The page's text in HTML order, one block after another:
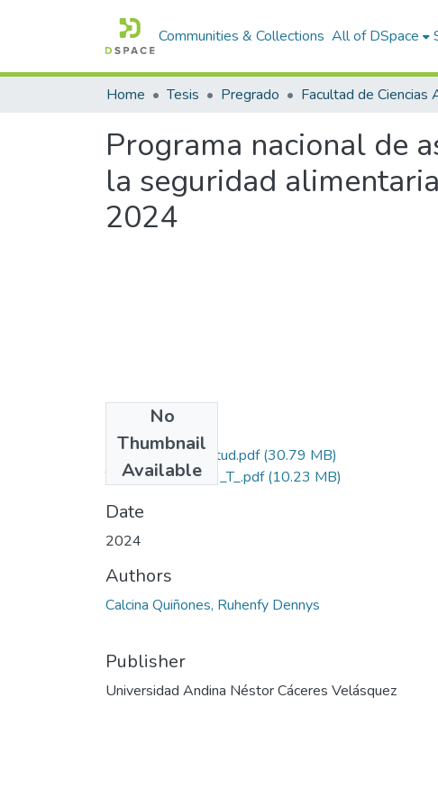
Communities & Collections All of DSpace
Home Tesis Pregrado
Programa nacional de
la seguridad
2024
No
Thumbnail
Available
Grado de Similitud.pdf(30.79 MB)
T036_71579139_T_.pdf(10.23 MB)
Date
2024
Authors
Calcina Quiñones, Ruhenfy Dennys
Publisher
Universidad Andina Néstor Cáceres Velásquez